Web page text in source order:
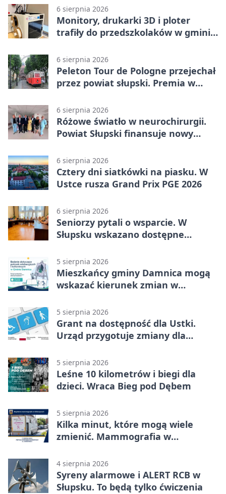
6 sierpnia 2026
Monitory, drukarki 3D i ploter
trafiły do przedszkolaków w gminie
6 sierpnia 2026
Peleton Tour de Pologne przejechał
przez powiat słupski. Premia w
6 sierpnia 2026
Różowe światło w neurochirurgii.
Powiat Słupski finansuje nowy
6 sierpnia 2026
Cztery dni siatkówki na piasku. W
Ustce rusza Grand Prix PGE 2026
6 sierpnia 2026
Seniorzy pytali o wsparcie. W
Słupsku wskazano dostępne
5 sierpnia 2026
Mieszkańcy gminy Damnica mogą
wskazać kierunek zmian w
5 sierpnia 2026
Grant na dostępność dla Ustki.
Urząd przygotuje zmiany dla
5 sierpnia 2026
Leśne 10 kilometrów i biegi dla
dzieci. Wraca Bieg pod Dębem
5 sierpnia 2026
Kilka minut, które mogą wiele
zmienić. Mammografia w
4 sierpnia 2026
Syreny alarmowe i ALERT RCB w
Słupsku. To będą tylko ćwiczenia